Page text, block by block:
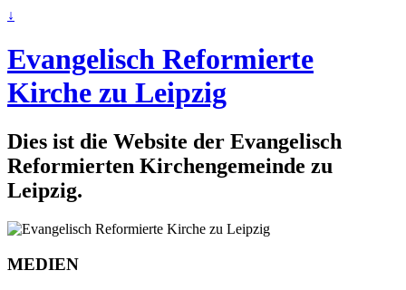
↓
Evangelisch Reformierte
Kirche zu Leipzig
Dies ist die Website der Evangelisch
Reformierten Kirchengemeinde zu
Leipzig.
MEDIEN